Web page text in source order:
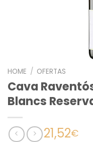
HOME / OFERTAS
Cava
Blancs
21,52€